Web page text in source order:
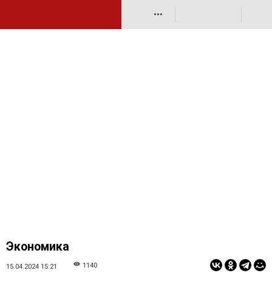
•••
Экономика
15.04.2024 15:21 1140